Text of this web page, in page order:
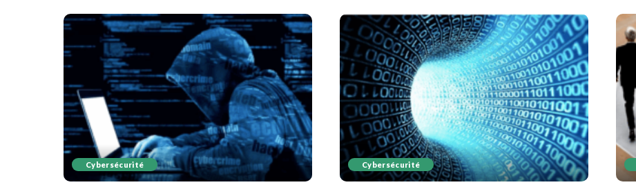
Cybersécurité Cybersécurité